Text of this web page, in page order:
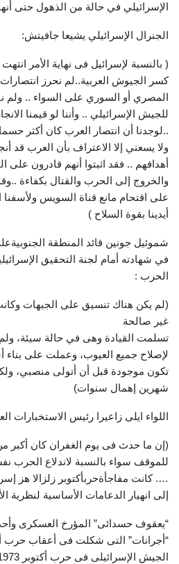
الإسرائيلي في حالة من الذهول حتى
الجنرال الإسرائيلي يشيعا جافيتش:
( بالنسبة لإسرائيل فى نهاية الأمر
كسر الجيوش العربية..لم نحرز
المصري أو السوري على السواء .. ولم
للجيش الإسرائيلي .. وأننا لو قيمنا
..لوجدنا أن انتصار العرب كان أكثر
ولا يسعني إلا الاعتراف بأن العرب قد
أهدافهم .. فقد اثبتوا أنهم قادرون
والخروج إلى الحرب والقتال بكفاءة
على اقتحام مانع قناة السويس ولأسفنا
أيدينا بقوة السلاح )
شموئيل جونين قائد المنطقة
في شهادته أمام لجنة التحقيق
الحرب :
(لم يكن هناك تنسيق على الجبهات
غير صالحة
تسلمت القيادة وهى في حالة سيئة،
لإصلاح جميع العيوب، وعملت على
تكون موجودة قبل أن أتولى منصبي،
شهرين إهمال سنوات)
اللواء ايلى زاعيرا رئيس الاستخبارات
(إن ما حدث فى يوم الغفران كان أكبر
للموقف سواء بالنسبة لاندلاع الحرب
…. كانت مفاجأةحربأكتوبر زلزالا هز
إلى انهيار الدعامات الأساسية لنظرية
“يعقوف حسدائى” المؤرخ العسكرى
“أجرانات” التى شكلت فى أعقاب حرب
الجيش الإسرائيلى فى حرب أكتوبر 1973: